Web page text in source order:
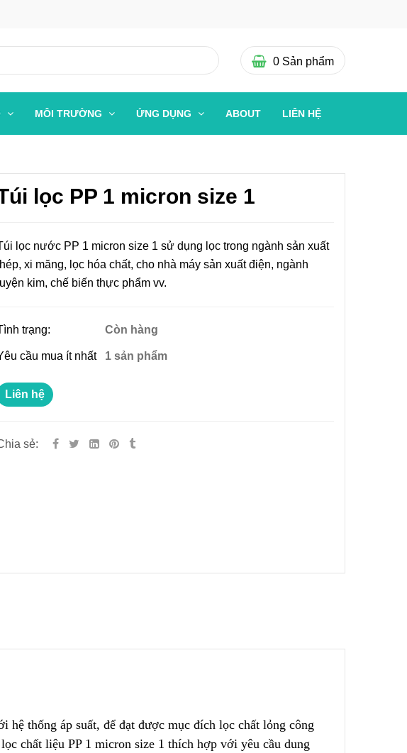
lọc PP 1 micron size 1
lọc nước PP 1 micron size 1 sử dụng lọc trong ngành sản xuất
xi măng, lọc hóa chất, cho nhà máy sản xuất điện, ngành
luyện kim, chế biến thực phẩm vv.
trạng: Còn hàng
cầu mua ít nhất 1 sản phẩm
Liên hệ
sẻ:
thống áp suất, để đạt được mục đích lọc chất lỏng công
chất liệu PP 1 micron size 1 thích hợp với yêu cầu dung
Liên hệ Liên hệ
0 Sản phẩm
MÔI TRƯỜNG ỨNG DỤNG ABOUT LIÊN HỆ